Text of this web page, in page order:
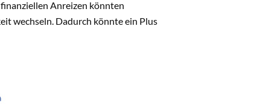
Anreizen könnten
wechseln. Dadurch könnte ein Plus